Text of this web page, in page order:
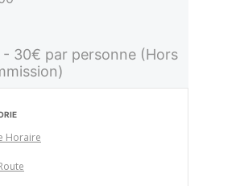
- 30€ par personne (Hors
Horaire